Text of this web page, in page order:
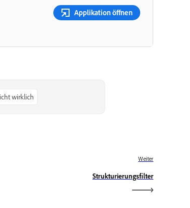
Applikation öffnen
wirklich
Weiter
Strukturierungsfilter